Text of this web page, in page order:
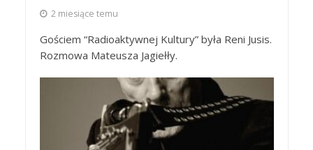
2 miesiące temu
Gościem “Radioaktywnej Kultury” była Reni Jusis.
Rozmowa Mateusza Jagiełły.